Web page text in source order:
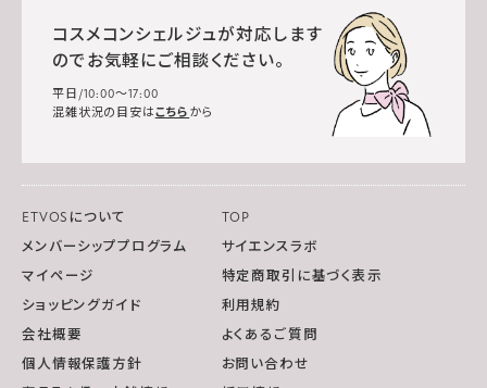
コスメコンシェルジュが対応します
のでお気軽にご相談ください。
平日/10:00～17:00
混雑状況の目安はこちら から
ETVOSについて
TOP
メンバーシッププログラム
サイエンスラボ
マイページ
特定商取引に基づく表示
ショッピングガイド
利用規約
会社概要
よくあるご質問
個人情報保護方針
お問い合わせ